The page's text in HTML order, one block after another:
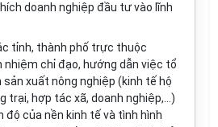
doanh nghiệp đầu tư vào lĩnh
tỉnh, thành phố trực thuộc
nhiệm chỉ đạo, hướng dẫn việc tổ
xuất nông nghiệp (kinh tế hộ
trại, hợp tác xã, doanh nghiệp,...)
độ của nền kinh tế và tình hình